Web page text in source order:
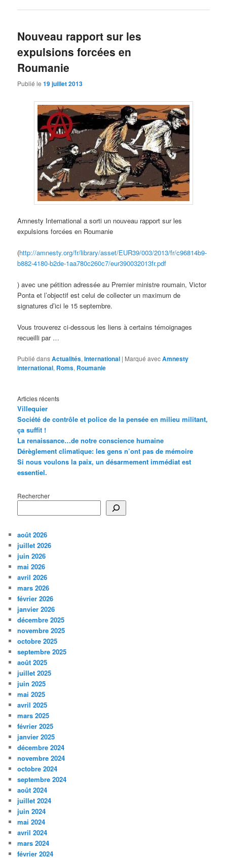
Nouveau rapport sur les
expulsions forcées en
Roumanie
Publié le19 juillet 2013
Amnesty International a sorti un nouveau rapport sur les
expulsions forcées en Roumanie
(http://amnesty.org/fr/library/asset/EUR39/003/2013/fr/c96814b9-
b882-4180-b2de-1aa780c260c7/eur390032013fr.pdf
) avec une pétition adressée au Premier ministre roumain, Victor
Ponta et l’objectif est celui de collecter un maximum de
signatures d’ici le 15 septembre.
Vous trouverez ci-dessous les liens à certains témoignages
recueilli par …
Publié dansActualités,International | Marqué avecAmnesty
international, Roms, Roumanie
Articles récents
Villequier
Société de contrôle et police de la pensée en milieu militant,
ça suffit !
La renaissance…de notre conscience humaine
Dérèglement climatique: les gens n’ont pas de mémoire
Si nous voulons la paix, un désarmement immédiat est
essentiel.
Rechercher
août 2026
juillet 2026
juin 2026
mai 2026
avril 2026
mars 2026
février 2026
janvier 2026
décembre 2025
novembre 2025
octobre 2025
septembre 2025
août 2025
juillet 2025
juin 2025
mai 2025
avril 2025
mars 2025
février 2025
janvier 2025
décembre 2024
novembre 2024
octobre 2024
septembre 2024
août 2024
juillet 2024
juin 2024
mai 2024
avril 2024
mars 2024
février 2024